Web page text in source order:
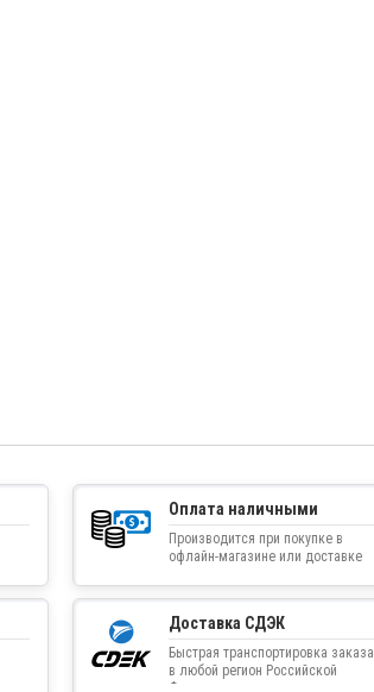
Оплата наличными
Производится при покупке в
офлайн-магазине или доставке
Доставка СДЭК
Быстрая транспортировка заказа
в любой регион Российской
Федерации